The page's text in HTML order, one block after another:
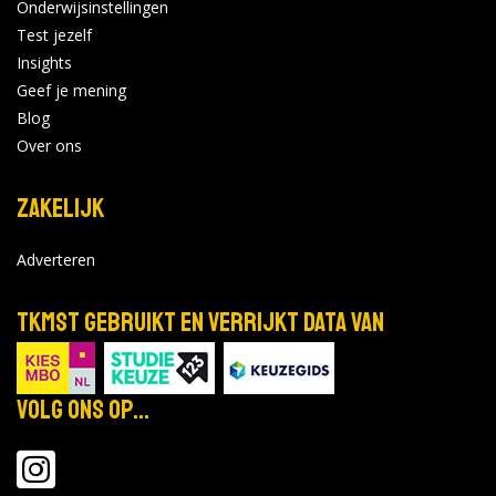
0 opleidingen
Grafisch Lyceum Utrecht
0 opleidingen
Gelders
0 opleidingen|0 open dagen
Onderwijsinstellingen
Test jezelf
Insights
Geef je mening
Blog
Over ons
Zakelijk
Adverteren
TKMST gebruikt en verrijkt data van
Volg ons op...